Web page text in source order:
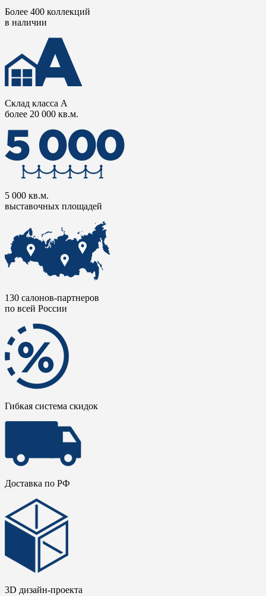
Более 400 коллекций
в наличии
Склад класса А
более 20 000 кв.м.
5 000 кв.м.
выставочных площадей
130 салонов-партнеров
по всей России
Гибкая система скидок
Доставка по РФ
3D дизайн-проекта